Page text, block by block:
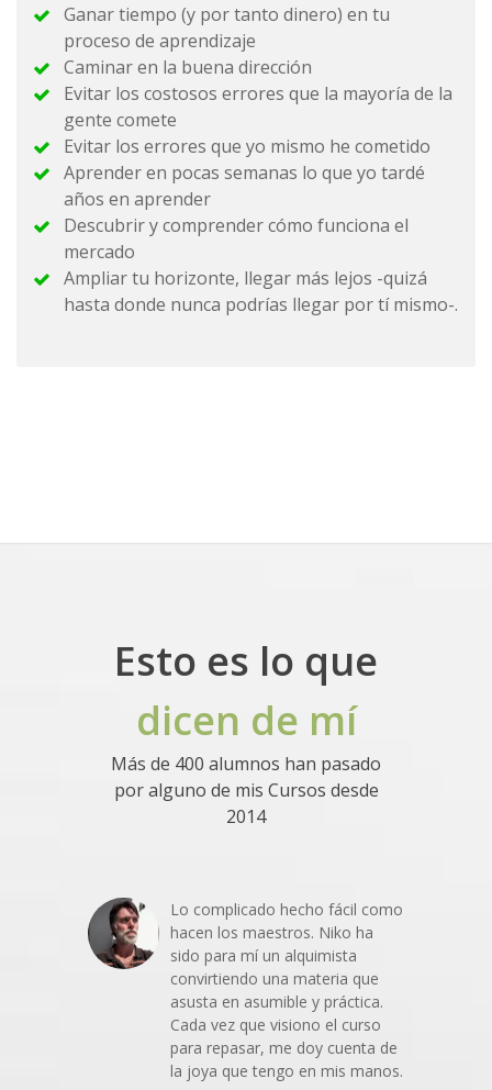
Ganar tiempo (y por tanto dinero) en tu
proceso de aprendizaje
Caminar en la buena dirección
Evitar los costosos errores que la mayoría de la
gente comete
Evitar los errores que yo mismo he cometido
Aprender en pocas semanas lo que yo tardé
años en aprender
Descubrir y comprender cómo funciona el
mercado
Ampliar tu horizonte, llegar más lejos -quizá
hasta donde nunca podrías llegar por tí mismo-.
Esto es lo que
dicen de mí
Más de 400 alumnos han pasado
por alguno de mis Cursos desde
2014
Lo complicado hecho fácil como
hacen los maestros. Niko ha
sido para mí un alquimista
convirtiendo una materia que
asusta en asumible y práctica.
Cada vez que visiono el curso
para repasar, me doy cuenta de
la joya que tengo en mis manos.